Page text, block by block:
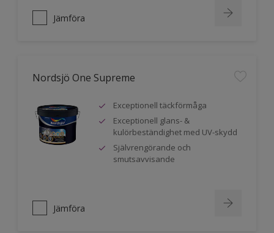
Jämföra
Nordsjö One Supreme
Exceptionell täckförmåga
Exceptionell glans- &
kulörbeständighet med UV-skydd
Självrengörande och
smutsavvisande
Jämföra